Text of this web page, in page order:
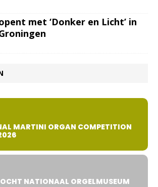
met ‘Donker en Licht’ in
MARTINI ORGAN COMPETITION
NATIONAAL ORGELMUSEUM